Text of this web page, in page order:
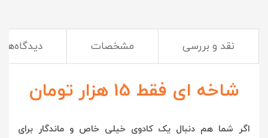
نقد و بررسی مشخصات دیدگاه‌ها
شاخه ای فقط 15 هزار تومان
اگر شما هم دنبال یک کادوی خیلی خاص و ماندگار برای